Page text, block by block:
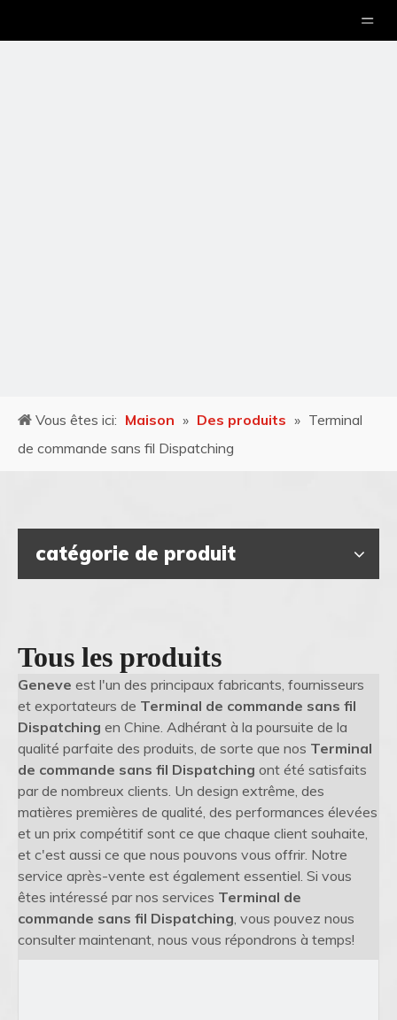
Vous êtes ici: Maison » Des produits » Terminal
de commande sans fil Dispatching
catégorie de produit
Tous les produits
Geneve est l'un des principaux fabricants, fournisseurs
et exportateurs de Terminal de commande sans fil
Dispatching en Chine. Adhérant à la poursuite de la
qualité parfaite des produits, de sorte que nos Terminal
de commande sans fil Dispatching ont été satisfaits
par de nombreux clients. Un design extrême, des
matières premières de qualité, des performances élevées
et un prix compétitif sont ce que chaque client souhaite,
et c'est aussi ce que nous pouvons vous offrir. Notre
service après-vente est également essentiel. Si vous
êtes intéressé par nos services Terminal de
commande sans fil Dispatching, vous pouvez nous
consulter maintenant, nous vous répondrons à temps!